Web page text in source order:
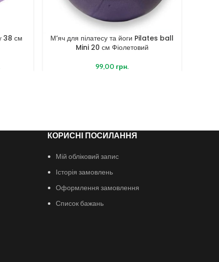
38 см
М’яч для пілатесу та йоги Pilates ball
Mini 20 см Фіолетовий
99,00 грн.
КОРИСНІ ПОСИЛАННЯ
Мій обліковий запис
Історія замовлень
Оформлення замовлення
Список бажань